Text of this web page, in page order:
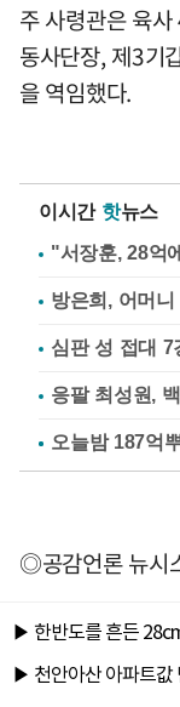
주 사령관은 육
동사단장, 제3기
을 역임했다.
이시간 핫뉴스
"서장훈, 28억
방은희, 어머
심판 성 접대
응팔 최성원,
◎공감언론 뉴시